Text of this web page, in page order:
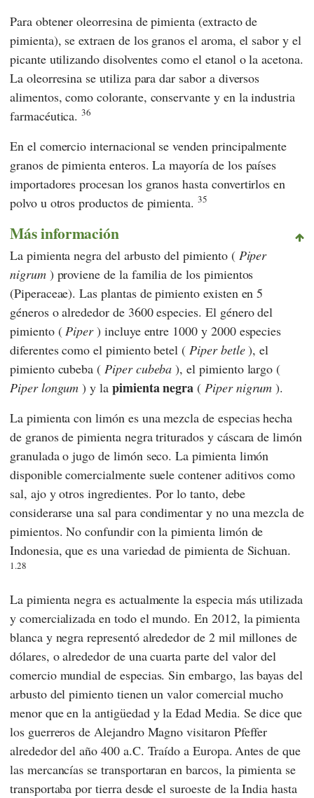
Para obtener oleorresina de pimienta (extracto de
pimienta), se extraen de los granos el aroma, el sabor y el
picante utilizando disolventes como el etanol o la acetona.
La oleorresina se utiliza para dar sabor a diversos
alimentos, como colorante, conservante y en la industria
farmacéutica.36
En el comercio internacional se venden principalmente
granos de pimienta enteros. La mayoría de los países
importadores procesan los granos hasta convertirlos en
polvo u otros productos de pimienta.35
Más información
La pimienta negra del arbusto del pimiento ( Piper
nigrum) proviene de la familia de los pimientos
(Piperaceae). Las plantas de pimiento existen en 5
géneros o alrededor de 3600 especies. El género del
pimiento (Piper) incluye entre 1000 y 2000 especies
diferentes como el pimiento betel (Piper betle), el
pimiento cubeba (Piper cubeba ), el pimiento largo (
Piper longum ) y la pimienta negra (Piper nigrum ).
La pimienta con limón es una mezcla de especias hecha
de granos de pimienta negra triturados y cáscara de limón
granulada o jugo de limón seco. La pimienta limón
disponible comercialmente suele contener aditivos como
sal, ajo y otros ingredientes. Por lo tanto, debe
considerarse una sal para condimentar y no una mezcla de
pimientos. No confundir con la pimienta limón de
Indonesia, que es una variedad de pimienta de Sichuan.
1.28
La pimienta negra es actualmente la especia más utilizada
y comercializada en todo el mundo. En 2012, la pimienta
blanca y negra representó alrededor de 2 mil millones de
dólares, o alrededor de una cuarta parte del valor del
comercio mundial de especias. Sin embargo, las bayas del
arbusto del pimiento tienen un valor comercial mucho
menor que en la antigüedad y la Edad Media. Se dice que
los guerrerosde Alejandro Magno visitaron Pfeffer
alrededor del año 400 a.C. Traído a Europa. Antes de que
las mercancías se transportaran en barcos, la pimienta se
transportaba por tierra desde el suroeste de la India hasta